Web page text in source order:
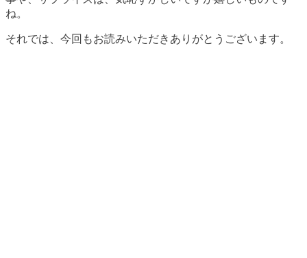
ね。
それでは、今回もお読みいただきありがとうございます。